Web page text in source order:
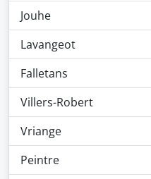
Jouhe
Lavangeot
Falletans
Villers-Robert
Vriange
Peintre